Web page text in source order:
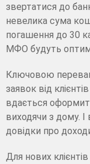
звертатися до
невелика сума
погашення до 30
МФО будуть
Ключовою
заявок від
вдається
виходячи з дому. І
довідки про
Для нових